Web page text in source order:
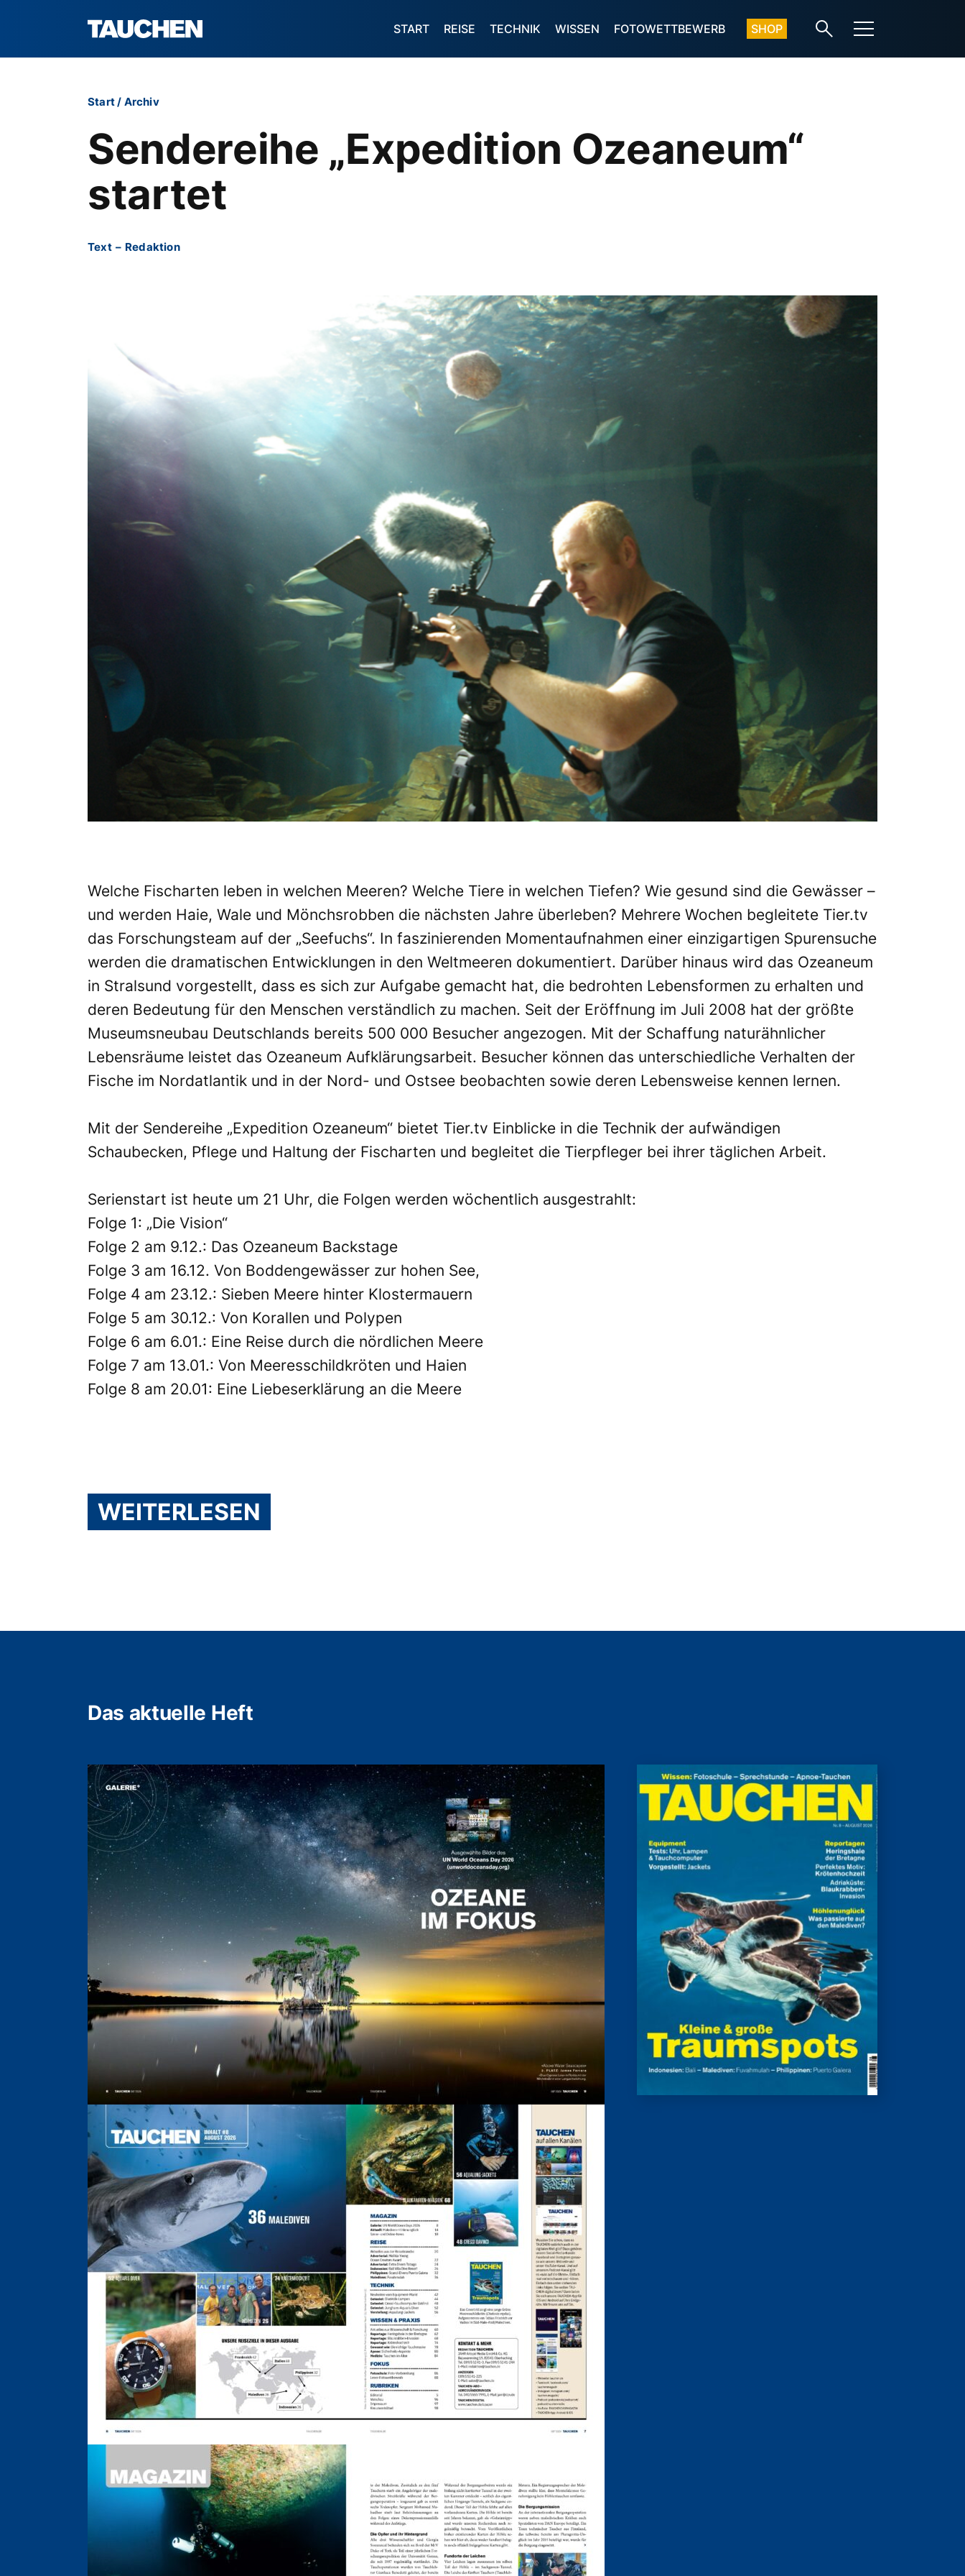
START REISE TECHNIK WISSEN FOTOWETTBEWERB SHOP
Start/ Archiv
Sendereihe „Expedition Ozeaneum“
startet
Text – Redaktion
Welche Fischarten leben in welchen Meeren? Welche Tiere in welchen Tiefen? Wie gesund sind die Gewässer –
und werden Haie, Wale und Mönchsrobben die nächsten Jahre überleben? Mehrere Wochen begleitete Tier.tv
das Forschungsteam auf der „Seefuchs“. In faszinierenden Momentaufnahmen einer einzigartigen Spurensuche
werden die dramatischen Entwicklungen in den Weltmeeren dokumentiert. Darüber hinaus wird das Ozeaneum
in Stralsund vorgestellt, dass es sich zur Aufgabe gemacht hat, die bedrohten Lebensformen zu erhalten und
deren Bedeutung für den Menschen verständlich zu machen. Seit der Eröffnung im Juli 2008 hat der größte
Museumsneubau Deutschlands bereits 500 000 Besucher angezogen. Mit der Schaffung naturähnlicher
Lebensräume leistet das Ozeaneum Aufklärungsarbeit. Besucher können das unterschiedliche Verhalten der
Fische im Nordatlantik und in der Nord- und Ostsee beobachten sowie deren Lebensweise kennen lernen.
Mit der Sendereihe „Expedition Ozeaneum“ bietet Tier.tv Einblicke in die Technik der aufwändigen
Schaubecken, Pflege und Haltung der Fischarten und begleitet die Tierpfleger bei ihrer täglichen Arbeit.
Serienstart ist heute um 21 Uhr, die Folgen werden wöchentlich ausgestrahlt:
Folge 1: „Die Vision“
Folge 2 am 9.12.: Das Ozeaneum Backstage
Folge 3 am 16.12. Von Boddengewässer zur hohen See,
Folge 4 am 23.12.: Sieben Meere hinter Klostermauern
Folge 5 am 30.12.: Von Korallen und Polypen
Folge 6 am 6.01.: Eine Reise durch die nördlichen Meere
Folge 7 am 13.01.: Von Meeresschildkröten und Haien
Folge 8 am 20.01: Eine Liebeserklärung an die Meere
WEITERLESEN
Das aktuelle Heft